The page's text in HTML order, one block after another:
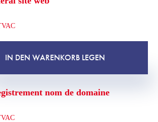
IN DEN WARENKORB LEGEN
nom de domaine